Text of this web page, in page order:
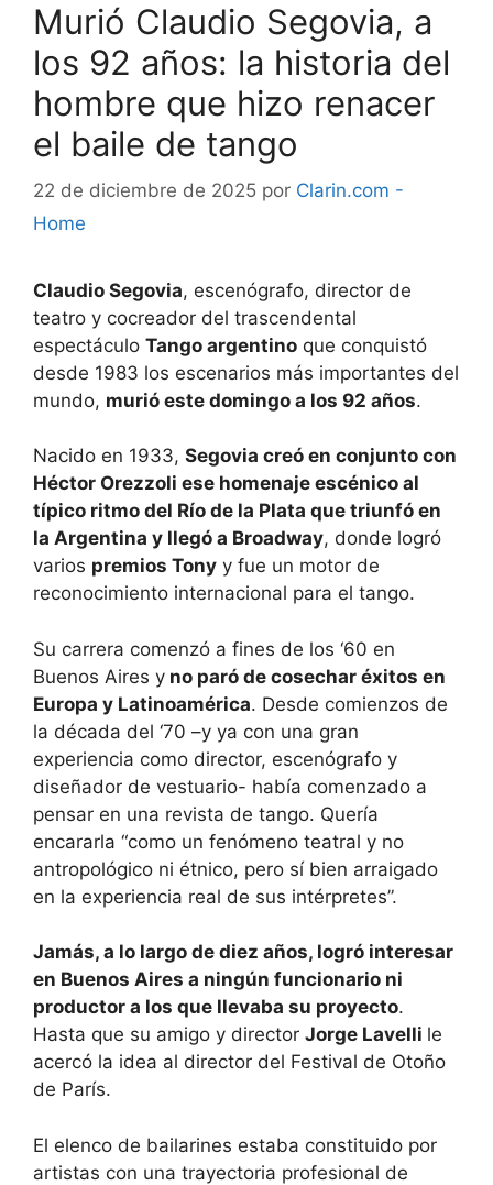
Murió Claudio Segovia, a
los 92 años: la historia del
hombre que hizo renacer
el baile de tango
22 de diciembre de 2025 por Clarin.com -
Home
Claudio Segovia, escenógrafo, director de
teatro y cocreador del trascendental
espectáculo Tango argentino que conquistó
desde 1983 los escenarios más importantes del
mundo, murió este domingo a los 92 años.
Nacido en 1933, Segovia creó en conjunto con
Héctor Orezzoli ese homenaje escénico al
típico ritmo del Río de la Plata que triunfó en
la Argentina y llegó a Broadway, donde logró
varios premios Tony y fue un motor de
reconocimiento internacional para el tango.
Su carrera comenzó a fines de los ‘60 en
Buenos Aires y no paró de cosechar éxitos en
Europa y Latinoamérica. Desde comienzos de
la década del ‘70 –y ya con una gran
experiencia como director, escenógrafo y
diseñador de vestuario- había comenzado a
pensar en una revista de tango. Quería
encararla “como un fenómeno teatral y no
antropológico ni étnico, pero sí bien arraigado
en la experiencia real de sus intérpretes”.
Jamás, a lo largo de diez años, logró interesar
en Buenos Aires a ningún funcionario ni
productor a los que llevaba su proyecto.
Hasta que su amigo y director Jorge Lavelli le
acercó la idea al director del Festival de Otoño
de París.
El elenco de bailarines estaba constituido por
artistas con una trayectoria profesional de